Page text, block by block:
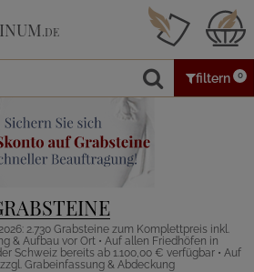
.DE
filtern 0
2.730 Grabsteine zum Komplettpreis inkl.
& Aufbau vor Ort • Auf allen Friedhöfen in
Schweiz bereits ab 1.100,00 € verfügbar • Auf
Grabeinfassung & Abdeckung